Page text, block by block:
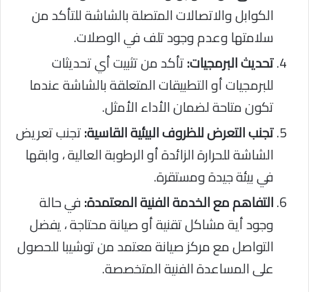
الكوابل والاتصالات المتصلة بالشاشة للتأكد من
سلامتها وعدم وجود تلف في الوصلات.
تحديث البرمجيات:تأكد من تثبيت أي تحديثات
للبرمجيات أو التطبيقات المتعلقة بالشاشة عندما
تكون متاحة لضمان الأداء الأمثل.
تجنب التعرض للظروف البيئية القاسية:تجنب تعريض
الشاشة للحرارة الزائدة أو الرطوبة العالية ، وابقها
في بيئة جيدة ومستقرة.
التفاهم مع الخدمة الفنية المعتمدة:في حالة
وجود أية مشاكل تقنية أو صيانة محتاجة ، يفضل
التواصل مع مركز صيانة معتمد من توشيبا للحصول
على المساعدة الفنية المتخصصة.